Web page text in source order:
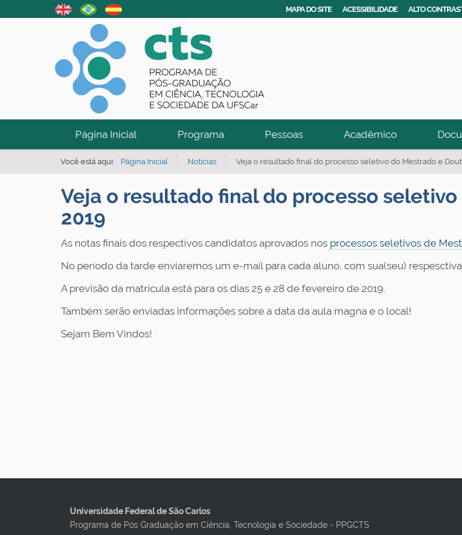
MAPA DO SITE ACESSIBILIDADE ALTO
Página Inicial Programa Pessoas Acadêmico
Você está aqui: Página Inicial Noticias Veja o resultado final do processo seletivo do Mestrado e
Veja o resultado final do processo
2019
As notas finais dos respectivos candidatos aprovados nos processos seletivos de
No período da tarde enviaremos um e-mail para cada aluno, com sua(seu)
A previsão da matrícula está para os dias 25 e 28 de fevereiro de 2019.
Também serão enviadas informações sobre a data da aula magna e o local!
Sejam Bem Vindos!
Universidade Federal de São Carlos
Programa de Pós Graduação em Ciência, Tecnologia e Sociedade - PPGCTS